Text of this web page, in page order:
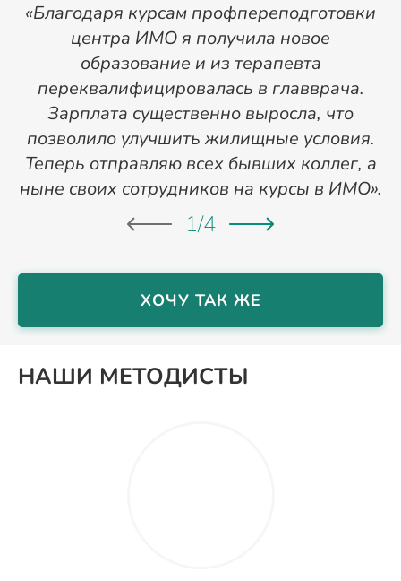
«Благодаря курсам профпереподготовки
центра ИМО я получила новое
образование и из терапевта
переквалифицировалась в главврача.
Зарплата существенно выросла, что
позволило улучшить жилищные условия.
Теперь отправляю всех бывших коллег, а
ныне своих сотрудников на курсы в ИМО».
1/4
ХОЧУ ТАК ЖЕ
НАШИ МЕТОДИСТЫ